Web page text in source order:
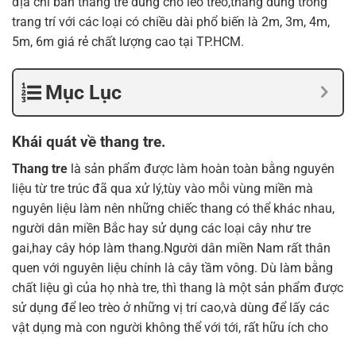
trang trí với các loại có chiều dài phổ biến là 2m, 3m, 4m,
5m, 6m giá rẻ chất lượng cao tại TP.HCM.
Mục Lục
Khái quát về thang tre.
Thang tre là sản phẩm được làm hoàn toàn bằng nguyên
liệu từ tre trúc đã qua xử lý,tùy vào mỗi vùng miền mà
nguyên liệu làm nên những chiếc thang có thể khác nhau,
người dân miền Bắc hay sử dụng các loại cây như tre
gai,hay cây hóp làm thang.Người dân miền Nam rất thân
quen với nguyên liệu chính là cây tầm vông. Dù làm bằng
chất liệu gì của họ nhà tre, thì thang là một sản phẩm được
sử dụng để leo trèo ở những vị trí cao,và dùng để lấy các
vật dụng mà con người không thể với tới, rất hữu ích cho